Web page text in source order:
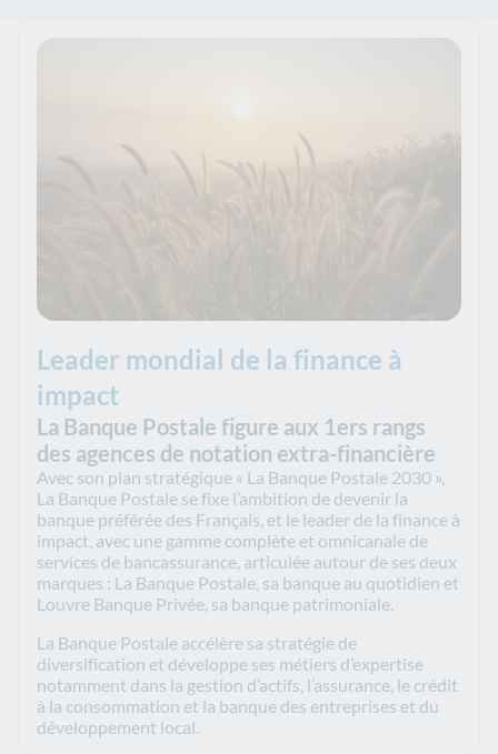
Leader mondial de la finance à
impact
La Banque Postale figure aux 1ers rangs
des agences de notation extra-financière
Avec son plan stratégique « La Banque Postale 2030 »,
La Banque Postale se fixe l’ambition de devenir la
banque préférée des Français, et le leader de la finance à
impact, avec une gamme complète et omnicanale de
services de bancassurance, articulée autour de ses deux
marques : La Banque Postale, sa banque au quotidien et
Louvre Banque Privée, sa banque patrimoniale.
La Banque Postale accélère sa stratégie de
diversification et développe ses métiers d’expertise
notamment dans la gestion d’actifs, l’assurance, le crédit
à la consommation et la banque des entreprises et du
développement local.